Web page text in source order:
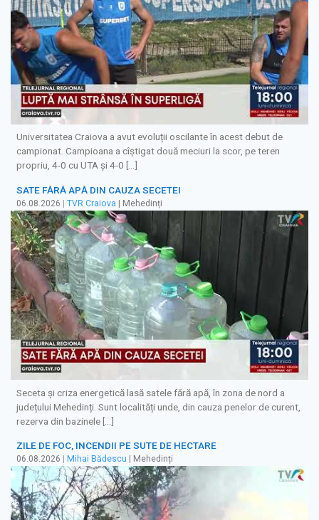
Universitatea Craiova a avut evoluții oscilante în acest debut de
campionat. Campioana a cîștigat două meciuri la scor, pe teren
propriu, 4-0 cu UTA și 4-0 […]
SATE FĂRĂ APĂ DIN CAUZA SECETEI
06.08.2026 | TVR Craiova | Mehedinți
Seceta și criza energetică lasă satele fără apă, în zona de nord a
județului Mehedinți. Sunt localități unde, din cauza penelor de curent,
rezerva din bazinele […]
ZILE DE FOC, INCENDII PE SUTE DE HECTARE
06.08.2026 Mihai Bădescu | Mehedinți